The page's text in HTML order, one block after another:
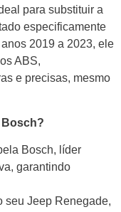
para substituir a
especificamente
2019 a 2023, ele
ABS,
e precisas, mesmo
Bosch?
Bosch, líder
garantindo
seu Jeep Renegade,